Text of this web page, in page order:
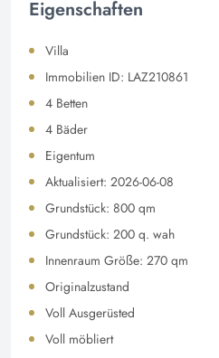
Eigenschaften
Villa
Immobilien ID: LAZ210861
4 Betten
4 Bäder
Eigentum
Aktualisiert: 2026-06-08
Grundstück: 800 qm
Grundstück: 200 q. wah
Innenraum Größe: 270 qm
Originalzustand
Voll Ausgerüsted
Voll möbliert